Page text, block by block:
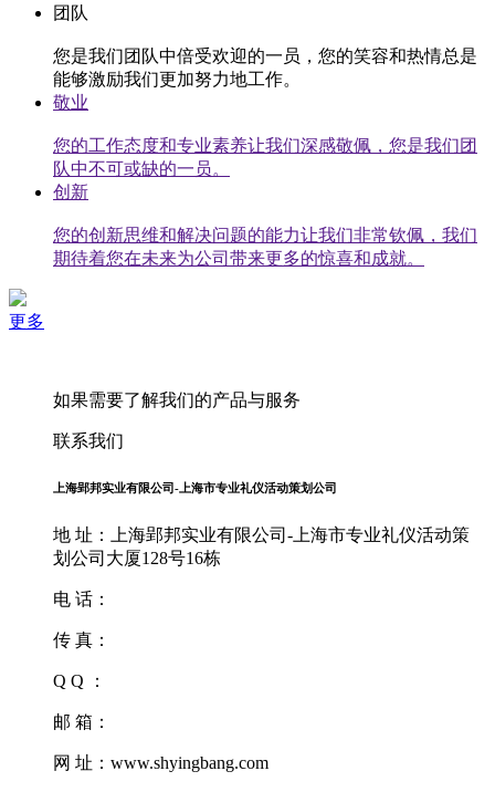
团队
您是我们团队中倍受欢迎的一员，您的笑容和热情总是
能够激励我们更加努力地工作。
敬业
您的工作态度和专业素养让我们深感敬佩，您是我们团
队中不可或缺的一员。
创新
您的创新思维和解决问题的能力让我们非常钦佩，我们
期待着您在未来为公司带来更多的惊喜和成就。
更多
如果需要了解我们的产品与服务
联系我们
上海郢邦实业有限公司-上海市专业礼仪活动策划公司
地 址：上海郢邦实业有限公司-上海市专业礼仪活动策
划公司大厦128号16栋
电 话：
传 真：
Q Q ：
邮 箱：
网 址：www.shyingbang.com